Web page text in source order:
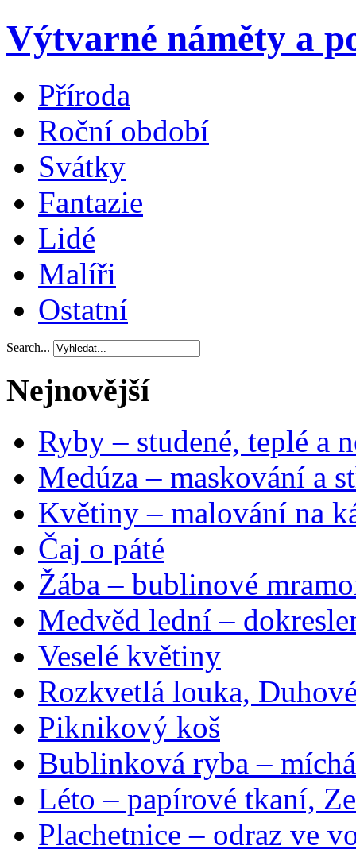
Výtvarné náměty a
Příroda
Roční období
Svátky
Fantazie
Lidé
Malíři
Ostatní
Search...
Nejnovější
Ryby – studené, teplé a
Medúza – maskování a
Květiny – malování na
Čaj o páté
Žába – bublinové
Medvěd lední –
Veselé květiny
Rozkvetlá louka,
Piknikový koš
Bublinková ryba –
Léto – papírové tkaní,
Plachetnice – odraz ve